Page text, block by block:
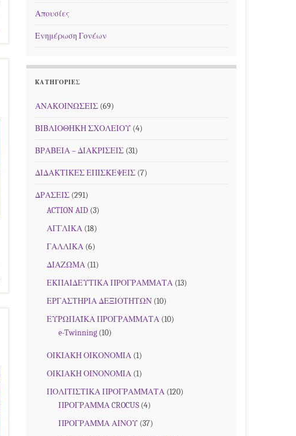
Απουσίες
Ενημέρωση Γονέων
KΑΤΗΓΟΡΊΕΣ
ΑΝΑΚΟΙΝΩΣΕΙΣ (69)
ΒΙΒΛΙΟΘΗΚΗ ΣΧΟΛΕΙΟΥ (4)
ΒΡΑΒΕΙΑ – ΔΙΑΚΡΙΣΕΙΣ (31)
ΔΙΔΑΚΤΙΚΕΣ ΕΠΙΣΚΕΨΕΙΣ (7)
ΔΡΑΣΕΙΣ (291)
ACTION AID (3)
ΑΓΓΛΙΚΑ (18)
ΓΑΛΛΙΚΑ (6)
ΔΙΑΖΩΜΑ (11)
ΕΚΠΑΙΔΕΥΤΙΚΑ ΠΡΟΓΡΑΜΜΑΤΑ (13)
ΕΡΓΑΣΤΗΡΙΑ ΔΕΞΙΟΤΗΤΩΝ (10)
ΕΥΡΩΠΑΪΚΑ ΠΡΟΓΡΑΜΜΑΤΑ (10)
e-Twinning (10)
ΟΙΚΙΑΚΗ ΟΙΚΟΝΟΜΙΑ (1)
ΟΙΚΙΑΚΗ ΟΙΝΟΝΟΜΙΑ (1)
ΠΟΛΙΤΙΣΤΙΚΑ ΠΡΟΓΡΑΜΜΑΤΑ (120)
ΠΡΟΓΡΑΜΜΑ CROCUS (4)
ΠΡΟΓΡΑΜΜΑ ΑΙΝΟΥ (37)